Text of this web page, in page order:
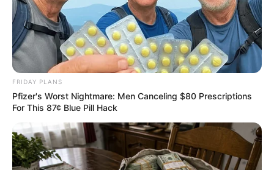
The World Cup 2026 Facts Fans Can't Stop Talking
About
BRAINBERRIES
FRIDAY PLANS
Pfizer's Worst Nightmare: Men Canceling $80 Prescriptions
For This 87¢ Blue Pill Hack